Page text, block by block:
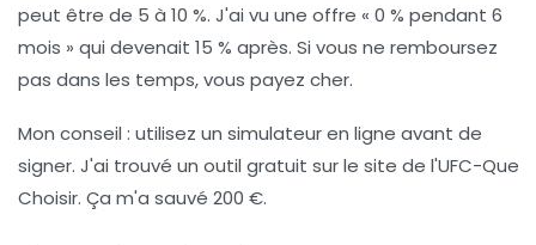
peut être de 5 à 10 %. J'ai vu une offre « 0 % pendant 6
mois » qui devenait 15 % après. Si vous ne remboursez
pas dans les temps, vous payez cher.
Mon conseil : utilisez un simulateur en ligne avant de
signer. J'ai trouvé un outil gratuit sur le site de l'UFC-Que
Choisir. Ça m'a sauvé 200 €.